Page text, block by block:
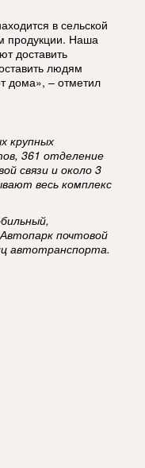
в сельской
продукции. Наша
доставить
людям
дома», – отметил
крупных
361 отделение
связи и около 3
весь комплекс
почтовой
автотранспорта.